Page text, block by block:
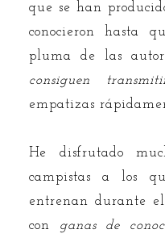
que se han
conocieron hasta
pluma de las
consiguen
empatizas
He disfrutado
campistas a los
entrenan durante
con ganas de